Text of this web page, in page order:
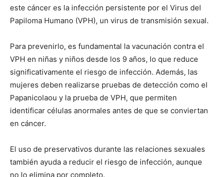
este cáncer es la infección persistente por el Virus del
Papiloma Humano (VPH), un virus de transmisión sexual.
Para prevenirlo, es fundamental la vacunación contra el
VPH en niñas y niños desde los 9 años, lo que reduce
significativamente el riesgo de infección. Además, las
mujeres deben realizarse pruebas de detección como el
Papanicolaou y la prueba de VPH, que permiten
identificar células anormales antes de que se conviertan
en cáncer.
El uso de preservativos durante las relaciones sexuales
también ayuda a reducir el riesgo de infección, aunque
no lo elimina por completo.